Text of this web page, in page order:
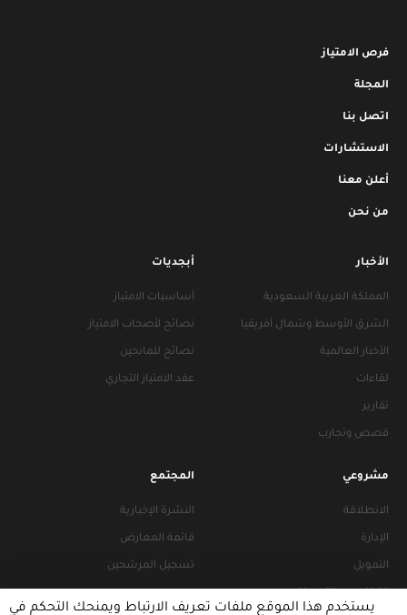
فرص الامتياز
المجلة
اتصل بنا
الاستشارات
أعلن معنا
من نحن
الأخبار
المملكة العربية السعودية
الشرق الأوسط وشمال أفريقيا
الأخبار العالمية
لقاءات
تقارير
قصص وتجارب
أبجديات
أساسيات الامتياز
نصائح لأصحاب الامتياز
نصائح للمانحين
عقد الامتياز التجاري
مشروعي
الانطلاقة
الإدارة
التمويل
المجتمع
النشرة الإخبارية
قائمة المعارض
تسجيل المرشحين
يستخدم هذا الموقع ملفات تعريف الارتباط ويمنحك التحكم في